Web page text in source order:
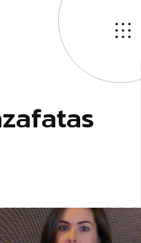
zafatas